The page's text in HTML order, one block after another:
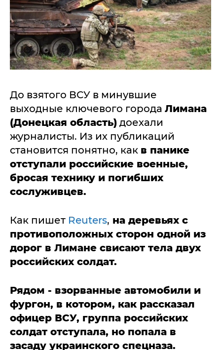
До взятого ВСУ в минувшие
выходные ключевого города Лимана
(Донецкая область) доехали
журналисты. Из их публикаций
становится понятно, как в панике
отступали российские военные,
бросая технику и погибших
сослуживцев.
Как пишет Reuters, на деревьях с
противоположных сторон одной из
дорог в Лимане свисают тела двух
российских солдат.
Рядом - взорванные автомобили и
фургон, в котором, как рассказал
офицер ВСУ, группа российских
солдат отступала, но попала в
засаду украинского спецназа.